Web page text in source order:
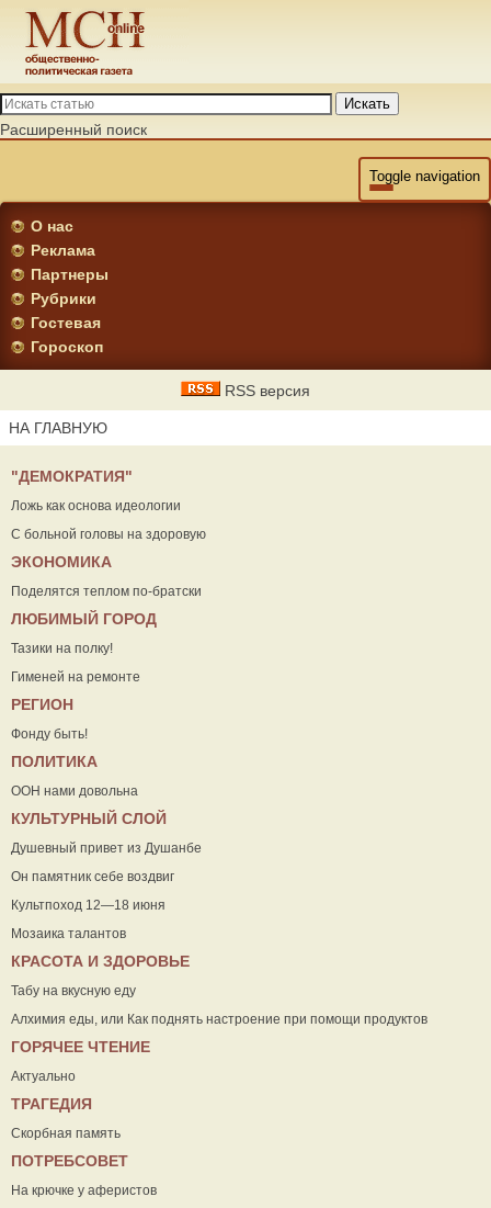
Искать
Расширенный поиск
Toggle navigation
О нас
Реклама
Партнеры
Рубрики
Гостевая
Гороскоп
RSS версия
НА ГЛАВНУЮ
"ДЕМОКРАТИЯ"
Ложь как основа идеологии
С больной головы на здоровую
ЭКОНОМИКА
Поделятся теплом по-братски
ЛЮБИМЫЙ ГОРОД
Тазики на полку!
Гименей на ремонте
РЕГИОН
Фонду быть!
ПОЛИТИКА
ООН нами довольна
КУЛЬТУРНЫЙ СЛОЙ
Душевный привет из Душанбе
Он памятник себе воздвиг
Культпоход 12—18 июня
Мозаика талантов
КРАСОТА И ЗДОРОВЬЕ
Табу на вкусную еду
Алхимия еды, или Как поднять настроение при помощи продуктов
ГОРЯЧЕЕ ЧТЕНИЕ
Актуально
ТРАГЕДИЯ
Скорбная память
ПОТРЕБСОВЕТ
На крючке у аферистов